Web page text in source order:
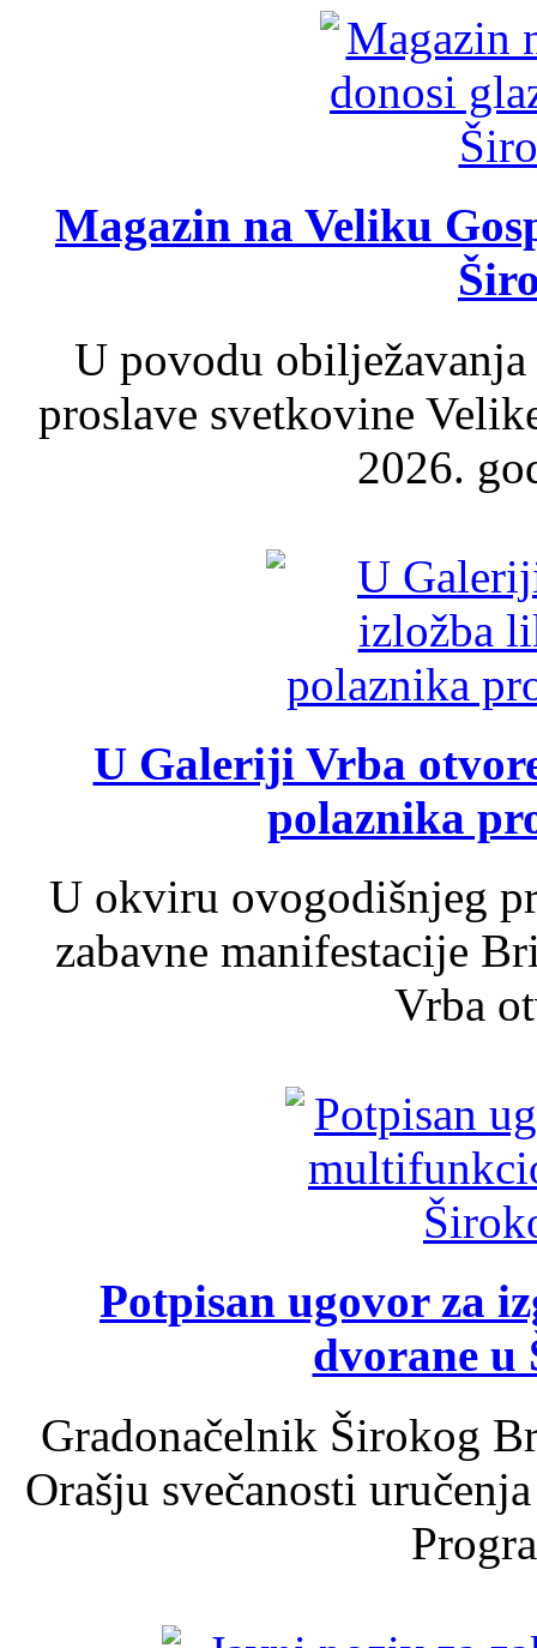
Magazin na Veliku
U povodu
proslave svetkovine
2026.
U Galeriji Vrba
polaznika
U okviru ovogodišnjeg
zabavne manifestacije
Vrba
Potpisan ugovor za
dvorane u
Gradonačelnik Širokog
Orašju svečanosti